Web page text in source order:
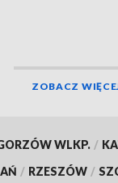
ZOBACZ
WLKP. /
/ RZESZÓW /